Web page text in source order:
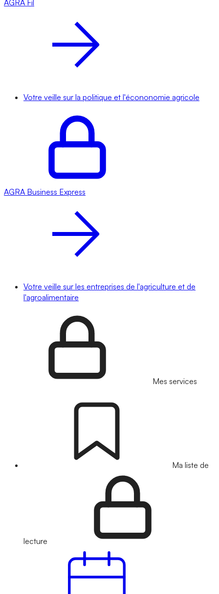
AGRA Fil
Votre veille sur la politique et l'écononomie agricole
AGRA Business Express
Votre veille sur les entreprises de l'agriculture et de
l'agroalimentaire
Mes services
Ma liste de
lecture